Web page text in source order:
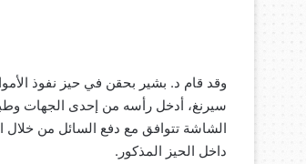
وقد قام د. بشير بحقن في حيز نفوذ
سيرنغ، أدخل رأسه من إحدى الجهات
الشاشة تتوافق مع دفع السائل من خلال
داخل الحيز المذكور.